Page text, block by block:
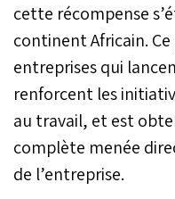
cette récompense
continent Africain.
entreprises qui
renforcent les
au travail, et est
complète menée
de l’entreprise.